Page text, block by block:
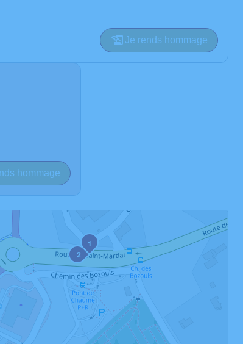
Je rends hommage
hommage
1
2